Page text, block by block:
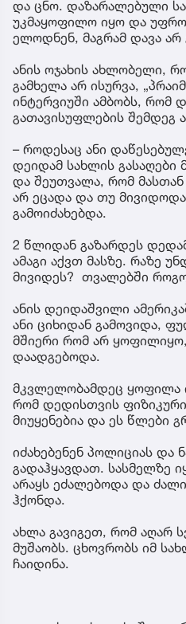
და ცნო. დაზარალებული
უკმაყოფილო იყო და უფრო
ელოდნენ, მაგრამ დავა არ
ანის ოჯახის ახლობელი,
გამხელა არ ისურვა,
ინტერვიუში ამბობს, რომ
გათავისუფლების შემდეგ
– როდესაც ანი
დეიდამ სახლის
და შეუთვალა, რომ
არ ეცადა და თუ
გამოიძახებდა.
2 წლიდან გაზარდეს
ამაგი აქვთ მასზე. რაზე
მივიდეს? თვალებში
ანის დეიდაშვილი
ანი ციხიდან გამოვიდა,
მშიერი რომ არ ყოფილიყო,
დაადგებოდა.
მკვლელობამდეც ყოფილა
რომ დედისთვის
მიუყენებია და ეს წლები
იძახებენენ პოლიციას და
გადაჰყავდათ. სასმელზე
არაყს ეძალებოდა და
ჰქონდა.
ახლა გავიგეთ, რომ აღარ
მუშაობს. ცხოვრობს იმ
ჩაიდინა.